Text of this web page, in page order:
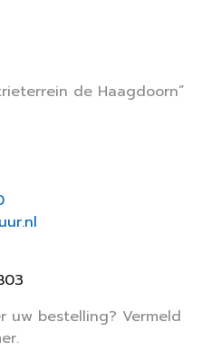
de Haagdoorn”
uw bestelling? Vermeld